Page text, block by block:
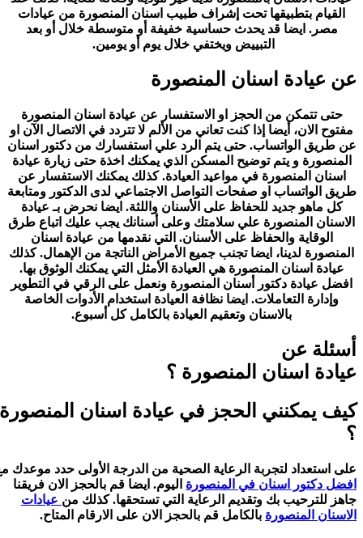
القيام بتطبيقها تحت إشراف طبيب اسنان المنصورة من عيادات
مصر. ايضا قد يحدث حساسية خفيفة أو متوسطة خلال أو بعد
التبييض ويختفي خلال يوم أو يومين.
عن عيادة اسنان المنصورة
حتى تتمكن من الحجز او الاستفسار عن عيادة اسنان المنصورة
مفتوح الان، أيضا إذا كنت تعاني من الألم لا تتردد في الاتصال الآن او
عن طريق الواتساب. حتى يتم الرد علي استفسارك من دكتور اسنان
المنصورة و يتم توضيح المسكن الذي يمكنك اخذة حتى زيارة عيادة
اسنان المنصورة في مواعيد العيادة. كذلك يمكنك الاستفسار عن
طريق الواتساب او صفحات التواصل الاجتماعي لدى الدكتور ومتابعة
كل ماهو جديد للحفاظ على الأسنان واللثة. ايضا نحرض بـ عيادة
الاسنان المنصورة علي سلامتك وعلى أسنانك يجب عليك اتباع طرق
الوقاية والحفاظ على الأسنان. التي نقدمها من عيادة اسنان
المنصورة لدينا، ايضا تجنب جميع الأمراض الناتجة من الإهمال. كذلك
عيادة اسنان المنصورة هي العيادة الأمثل التي يمكنك الوثوق بها.
افضل عيادة دكتور أسنان المنصورة ونعمل على الرقي في التطوير
وإدارة التعاملات. ايضا نظافة العيادة استخدام الأدوات الخاصة
بالاسنان وتعقيم العيادة بالكامل كل أسبوع.
أسئلة عن
عيادة اسنان المنصورة ؟
كيف يمكنني الحجز في عيادة اسنان المنصورة
؟
على استعداد لتجربة الرعاية الصحية من الدرجة الأولى حدد موعدك مع
افضل دكتور اسنان في المنصورة اليوم. ايضا قم بالحجز الان فريقنا
جاهز للترحيب بك وتقديم الرعاية التي تستحقها. كذلك من عيادات
الاسنان المنصورة بالكامل قم بالحجز الان على الارقام المتاح.